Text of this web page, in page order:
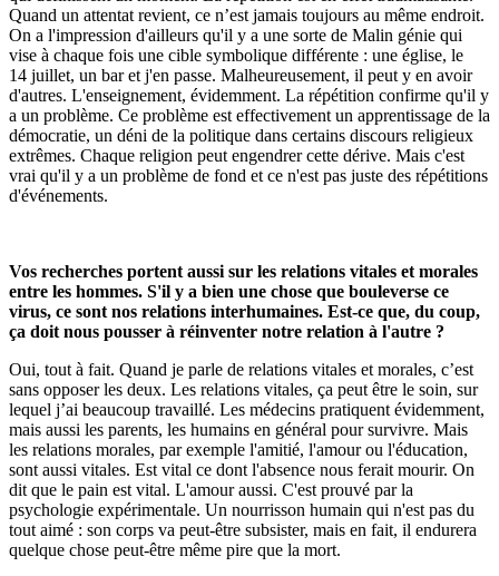
Quand un attentat revient, ce n’est jamais toujours au même endroit.
On a l'impression d'ailleurs qu'il y a une sorte de Malin génie qui
vise à chaque fois une cible symbolique différente : une église, le
14 juillet, un bar et j'en passe. Malheureusement, il peut y en avoir
d'autres. L'enseignement, évidemment. La répétition confirme qu'il y
a un problème. Ce problème est effectivement un apprentissage de la
démocratie, un déni de la politique dans certains discours religieux
extrêmes. Chaque religion peut engendrer cette dérive. Mais c'est
vrai qu'il y a un problème de fond et ce n'est pas juste des répétitions
d'événements.
Vos recherches portent aussi sur les relations vitales et morales
entre les hommes. S'il y a bien une chose que bouleverse ce
virus, ce sont nos relations interhumaines. Est-ce que, du coup,
ça doit nous pousser à réinventer notre relation à l'autre ?
Oui, tout à fait. Quand je parle de relations vitales et morales, c’est
sans opposer les deux. Les relations vitales, ça peut être le soin, sur
lequel j’ai beaucoup travaillé. Les médecins pratiquent évidemment,
mais aussi les parents, les humains en général pour survivre. Mais
les relations morales, par exemple l'amitié, l'amour ou l'éducation,
sont aussi vitales. Est vital ce dont l'absence nous ferait mourir. On
dit que le pain est vital. L'amour aussi. C'est prouvé par la
psychologie expérimentale. Un nourrisson humain qui n'est pas du
tout aimé : son corps va peut-être subsister, mais en fait, il endurera
quelque chose peut-être même pire que la mort.